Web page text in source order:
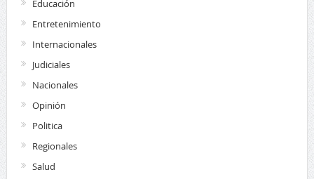
Educación
Entretenimiento
Internacionales
Judiciales
Nacionales
Opinión
Politica
Regionales
Salud